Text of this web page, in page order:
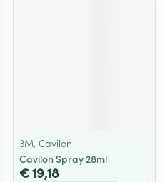
3M, Cavilon
Cavilon Spray 28ml
€ 19,18